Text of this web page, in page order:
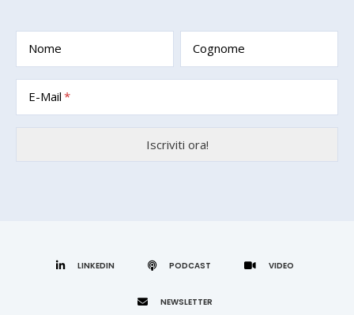
Nome Cognome
E-Mail
LINKEDIN